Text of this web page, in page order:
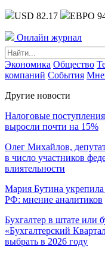
USD 82.17 ЕВРО
Онлайн журнал
Экономика Общество
компаний События
Другие новости
Налоговые
выросли почти на 15%
Олег Михайлов,
в число участников
влиятельности
Мария Бутина
РФ: мнение аналитиков
Бухгалтер в штате или
«Бухгалтерский
выбрать в 2026 году